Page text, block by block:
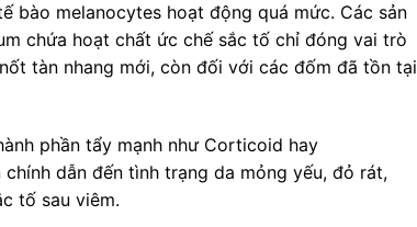
bào melanocytes hoạt động quá mức. Các sản
chứa hoạt chất ức chế sắc tố chỉ đóng vai trò
tàn nhang mới, còn đối với các đốm đã tồn tại
phần tẩy mạnh như Corticoid hay
dẫn đến tình trạng da mỏng yếu, đỏ rát,
tố sau viêm.